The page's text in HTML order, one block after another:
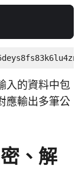
入的資料中包
應輸出多筆公
、解